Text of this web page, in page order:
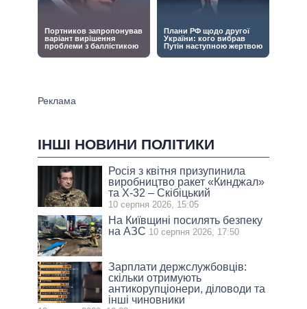
ІНШІ НОВИНИ ПОЛІТИКИ
Росія з квітня призупинила
виробництво ракет «Кинджал»
та Х-32 – Скібіцький
10 серпня 2026, 15:05
На Київщині посилять безпеку
на АЗС 10 серпня 2026, 17:50
Зарплати держслужбовців:
скільки отримують
антикорупціонери, діловоди та
інші чиновники